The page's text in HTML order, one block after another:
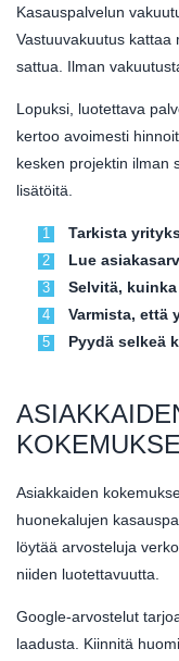
Kasauspalvelun
Vastuuvakuutus kattaa
sattua. Ilman
Lopuksi, luotettava
kertoo avoimesti
kesken projektin ilman
lisätöitä.
Tarkista
Lue
Selvitä,
Varmista, että
Pyydä selkeä
Asiakkaiden
huonekalujen
löytää arvosteluja
niiden luotettavuutta.
Google-arvostelut
laadusta. Kiinnitä